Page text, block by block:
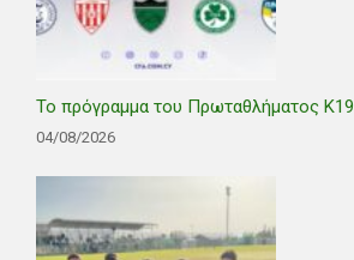
Το πρόγραμμα του Πρωταθλήματος Κ19
04/08/2026